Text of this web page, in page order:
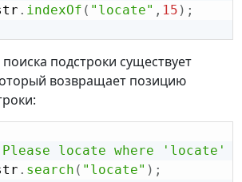
. indexOf ( "locate" , 15 ) ;
подстроки существует
возвращает позицию
locate where 'locate'
. search ( "locate" ) ;